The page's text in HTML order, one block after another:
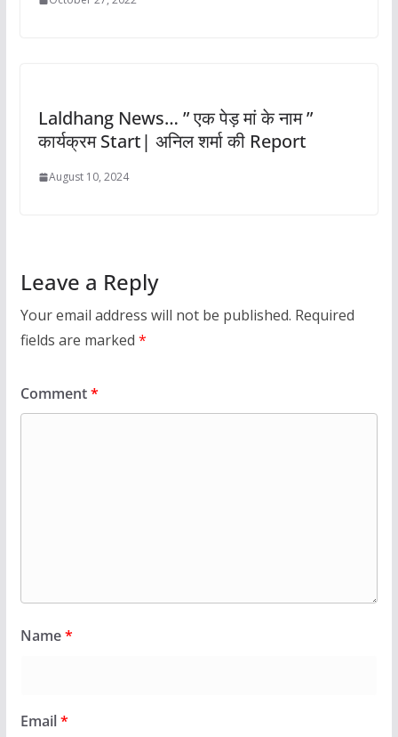
Laldhang News… ” एक पेड़ मां के नाम ”
कार्यक्रम Start| अनिल शर्मा की Report
August 10, 2024
Leave a Reply
Your email address will not be published. Required
fields are marked *
Comment*
Name*
Email*